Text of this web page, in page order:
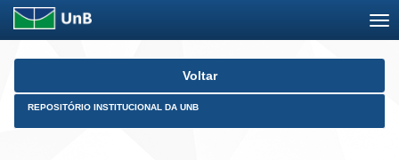
Skip
Voltar
REPOSITÓRIO INSTITUCIONAL DA UNB